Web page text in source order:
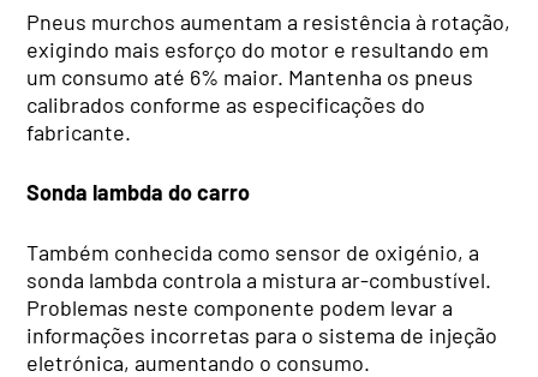
Pneus murchos aumentam a resistência à rotação,
exigindo mais esforço do motor e resultando em
um consumo até 6% maior. Mantenha os pneus
calibrados conforme as especificações do
fabricante.
Sonda lambda do carro
Também conhecida como sensor de oxigénio, a
sonda lambda controla a mistura ar-combustível.
Problemas neste componente podem levar a
informações incorretas para o sistema de injeção
eletrónica, aumentando o consumo.